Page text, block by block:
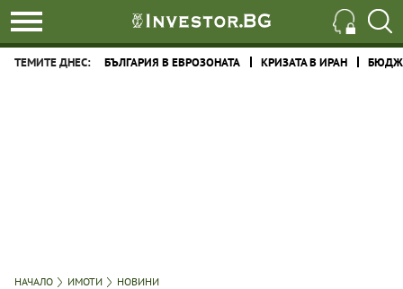
ТЕМИТЕ ДНЕС: БЪЛГАРИЯ В ЕВРОЗОНАТА КРИЗАТА В ИРАН
НАЧАЛО ИМОТИ НОВИНИ